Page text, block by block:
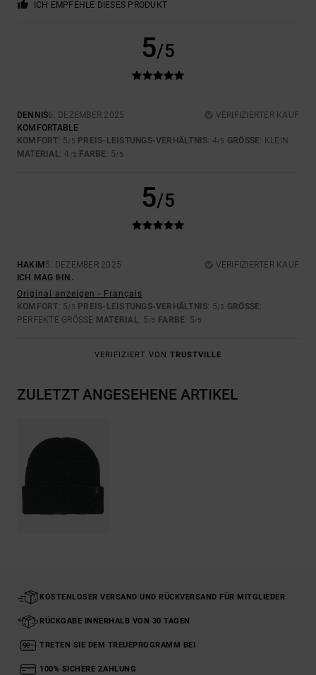
ICH EMPFEHLE DIESES PRODUKT
5/5
DENNIS6. DEZEMBER 2025
VERIFIZIERTER KAUF
KOMFORTABLE
KOMFORT: 5/5 PREIS-LEISTUNGS-VERHÄLTNIS: 4/5 GRÖSSE : KLEIN
MATERIAL: 4 /5 FARBE : 5/5
5/5
HAKIM 5. DEZEMBER 2025
VERIFIZIERTER KAUF
ICH MAG IHN.
Original anzeigen - Français
KOMFORT: 5/5 PREIS-LEISTUNGS-VERHÄLTNIS: 5/5 GRÖSSE :
PERFEKTE GRÖSSE MATERIAL: 5 /5 FARBE: 5/5
VERIFIZIERT VON TRUSTVILLE
ZULETZT ANGESEHENE ARTIKEL
KOSTENLOSER VERSAND UND RÜCKVERSAND FÜR MITGLIEDER
RÜCKGABE INNERHALB VON 30 TAGEN
TRETEN SIE DEM TREUEPROGRAMM BEI
100% SICHERE ZAHLUNG